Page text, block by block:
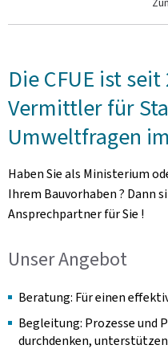
Die CFUE ist
Vermittler für
Umweltfragen
Haben Sie als Ministerium
Ihrem Bauvorhaben ? Dann
Ansprechpartner für Sie !
Unser Angebot
Beratung: Für einen
Begleitung: Prozesse und
durchdenken,